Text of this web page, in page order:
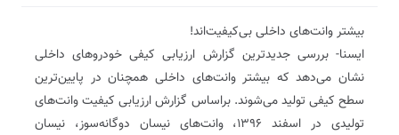
بیشتر وانت‌های داخلی بی‌کیفیت‌اند!
ایسنا- بررسی جدیدترین گزارش ارزیابی کیفی خودروهای داخلی
نشان می‌دهد که بیشتر وانت‌های داخلی همچنان در پایین‌ترین
سطح کیفی تولید می‌شوند. براساس گزارش ارزیابی کیفیت وانت‌های
تولیدی در اسفند ۱۳۹۶، وانت‌های نیسان دوگانه‌سوز، نیسان